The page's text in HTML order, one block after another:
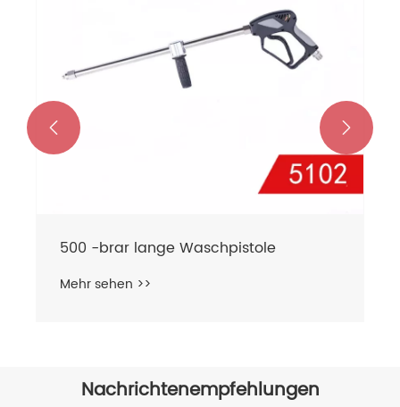
500 -brar lange Waschpistole
Mehr sehen >>
 
Nachrichtenempfehlungen